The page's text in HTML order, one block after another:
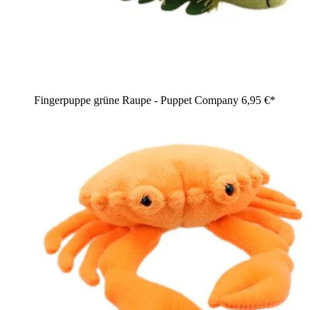
Fingerpuppe grüne Raupe - Puppet Company 6,95 €*